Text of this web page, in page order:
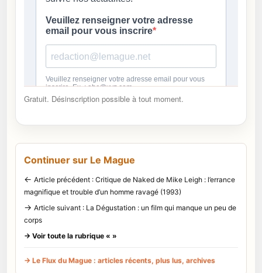
Gratuit. Désinscription possible à tout moment.
Continuer sur Le Mague
← Article précédent : Critique de Naked de Mike Leigh : l’errance
magnifique et trouble d’un homme ravagé (1993)
→ Article suivant : La Dégustation : un film qui manque un peu de
corps
→ Voir toute la rubrique « »
→ Le Flux du Mague : articles récents, plus lus, archives